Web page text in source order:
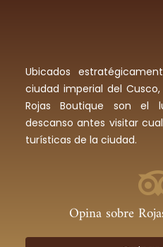
Ubicados
ciudad imperial del
Rojas Boutique son el
descanso antes visitar
turísticas de la ciudad.
Opina sobre